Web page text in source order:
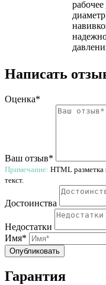
Написать
Оценка*
Ваш отзыв*
Примечание: HTML
текст.
Достоинства
Недостатки
Имя*
Опубликовать
Гарантия